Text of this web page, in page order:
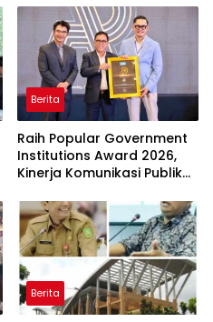
Berita
Raih Popular Government
Institutions Award 2026,
Kinerja Komunikasi Publik
Kembali Diakui
Berita